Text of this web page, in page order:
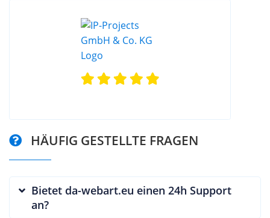
HÄUFIG GESTELLTE FRAGEN
Bietet da-webart.eu einen 24h Support
an?